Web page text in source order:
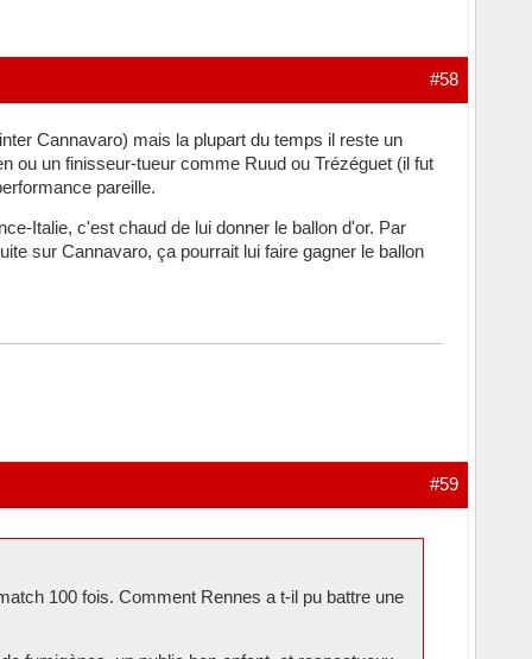
#58
Cannavaro) mais la plupart du temps il reste un
ou un finisseur-tueur comme Ruud ou Trézéguet (il fut
pareille.
Italie, c'est chaud de lui donner le ballon d'or. Par
sur Cannavaro, ça pourrait lui faire gagner le ballon
#59
100 fois. Comment Rennes a t-il pu battre une